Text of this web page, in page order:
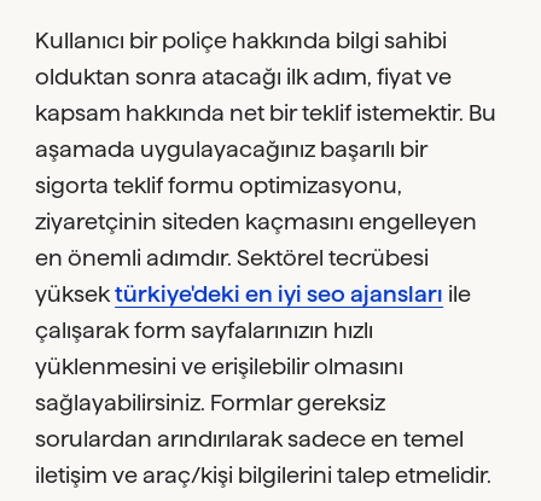
Kullanıcı bir poliçe hakkında bilgi sahibi
olduktan sonra atacağı ilk adım, fiyat ve
kapsam hakkında net bir teklif istemektir. Bu
aşamada uygulayacağınız başarılı bir
sigorta teklif formu optimizasyonu,
ziyaretçinin siteden kaçmasını engelleyen
en önemli adımdır. Sektörel tecrübesi
yüksektürkiye'deki en iyi seo ajansları ile
çalışarak form sayfalarınızın hızlı
yüklenmesini ve erişilebilir olmasını
sağlayabilirsiniz. Formlar gereksiz
sorulardan arındırılarak sadece en temel
iletişim ve araç/kişi bilgilerini talep etmelidir.